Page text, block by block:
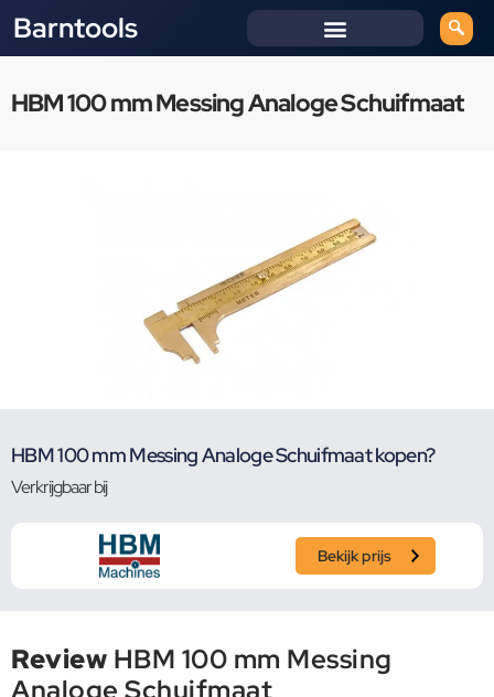
Barntools
HBM 100 mm Messing Analoge Schuifmaat
HBM 100 mm Messing Analoge Schuifmaat kopen?
Verkrijgbaar bij
Bekijk prijs
Review HBM 100 mm Messing
Analoge Schuifmaat